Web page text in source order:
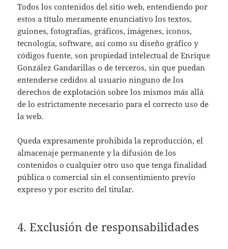
Todos los contenidos del sitio web, entendiendo por
estos a título meramente enunciativo los textos,
guiones, fotografías, gráficos, imágenes, iconos,
tecnología, software, así como su diseño gráfico y
códigos fuente, son propiedad intelectual de Enrique
González Gandarillas o de terceros, sin que puedan
entenderse cedidos al usuario ninguno de los
derechos de explotación sobre los mismos más allá
de lo estrictamente necesario para el correcto uso de
la web.
Queda expresamente prohibida la reproducción, el
almacenaje permanente y la difusión de los
contenidos o cualquier otro uso que tenga finalidad
pública o comercial sin el consentimiento previo
expreso y por escrito del titular.
4. Exclusión de responsabilidades